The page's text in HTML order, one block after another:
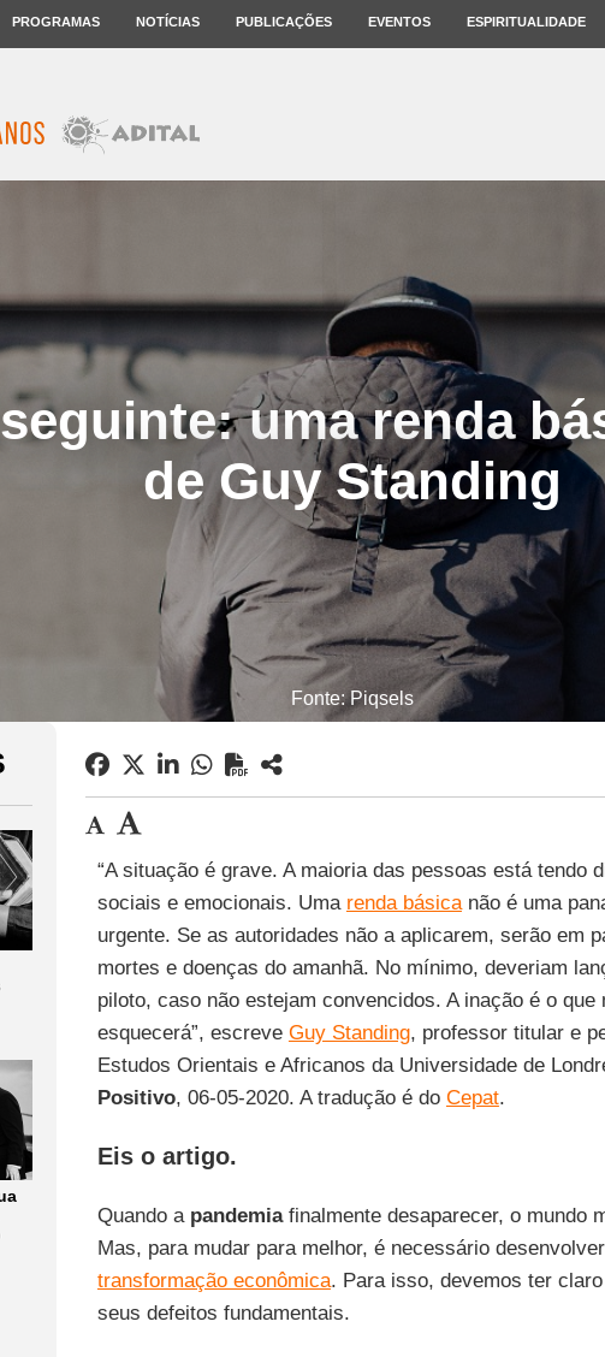
PROGRAMAS NOTÍCIAS PUBLICAÇÕES EVENTOS ESPIRITUALIDADE
uma renda
de Guy Standing
Fonte: Piqsels
“A situação é grave. A maioria das pessoas está tendo
sociais e emocionais. Uma renda básicanão é uma
urgente. Se as autoridades não a aplicarem, serão em
mortes e doenças do amanhã. No mínimo, deveriam
piloto, caso não estejam convencidos. A inação é o que
esquecerá”, escreve Guy Standing, professor titular e
Estudos Orientais e Africanos da Universidade de
Positivo, 06-05-2020. A tradução é do Cepat.
Eis o artigo.
Quando a pandemiafinalmente desaparecer, o mundo
Mas, para mudar para melhor, é necessário
transformação econômica. Para isso, devemos ter
seus defeitos fundamentais.